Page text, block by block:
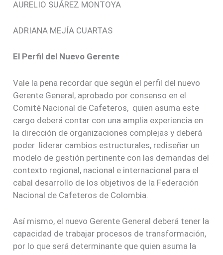
AURELIO SUÁREZ MONTOYA
ADRIANA MEJÍA CUARTAS
El Perfil del Nuevo Gerente
Vale la pena recordar que según el perfil del nuevo
Gerente General, aprobado por consenso en el
Comité Nacional de Cafeteros, quien asuma este
cargo deberá contar con una amplia experiencia en
la dirección de organizaciones complejas y deberá
poder liderar cambios estructurales, rediseñar un
modelo de gestión pertinente con las demandas del
contexto regional, nacional e internacional para el
cabal desarrollo de los objetivos de la Federación
Nacional de Cafeteros de Colombia.
Así mismo, el nuevo Gerente General deberá tener la
capacidad de trabajar procesos de transformación,
por lo que será determinante que quien asuma la